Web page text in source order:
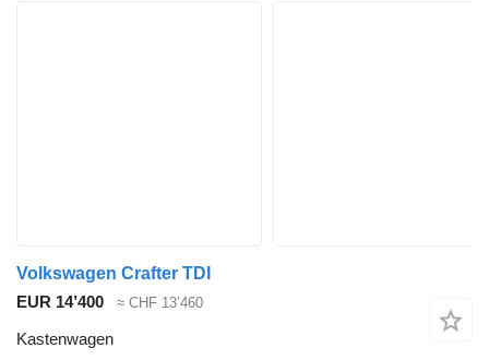
Volkswagen Crafter TDI
EUR 14’400
≈ CHF 13’460
Kastenwagen